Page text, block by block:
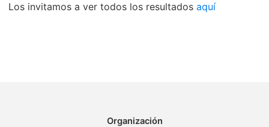
Los invitamos a ver todos los resultados aquí
Organización